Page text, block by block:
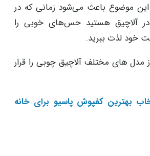
موضوع باعث می‌شود زمانی که در
در آلاچیق هستید حس‌های خوبی را
خود لذت ببرید.
مدل های مختلف آلاچیق چوبی را قرار
بهترین کفپوش پاسیو برای خانه